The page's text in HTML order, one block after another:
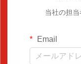
当社の担当
Email